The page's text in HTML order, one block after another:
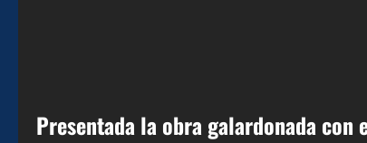
Presentada la obra galardonada